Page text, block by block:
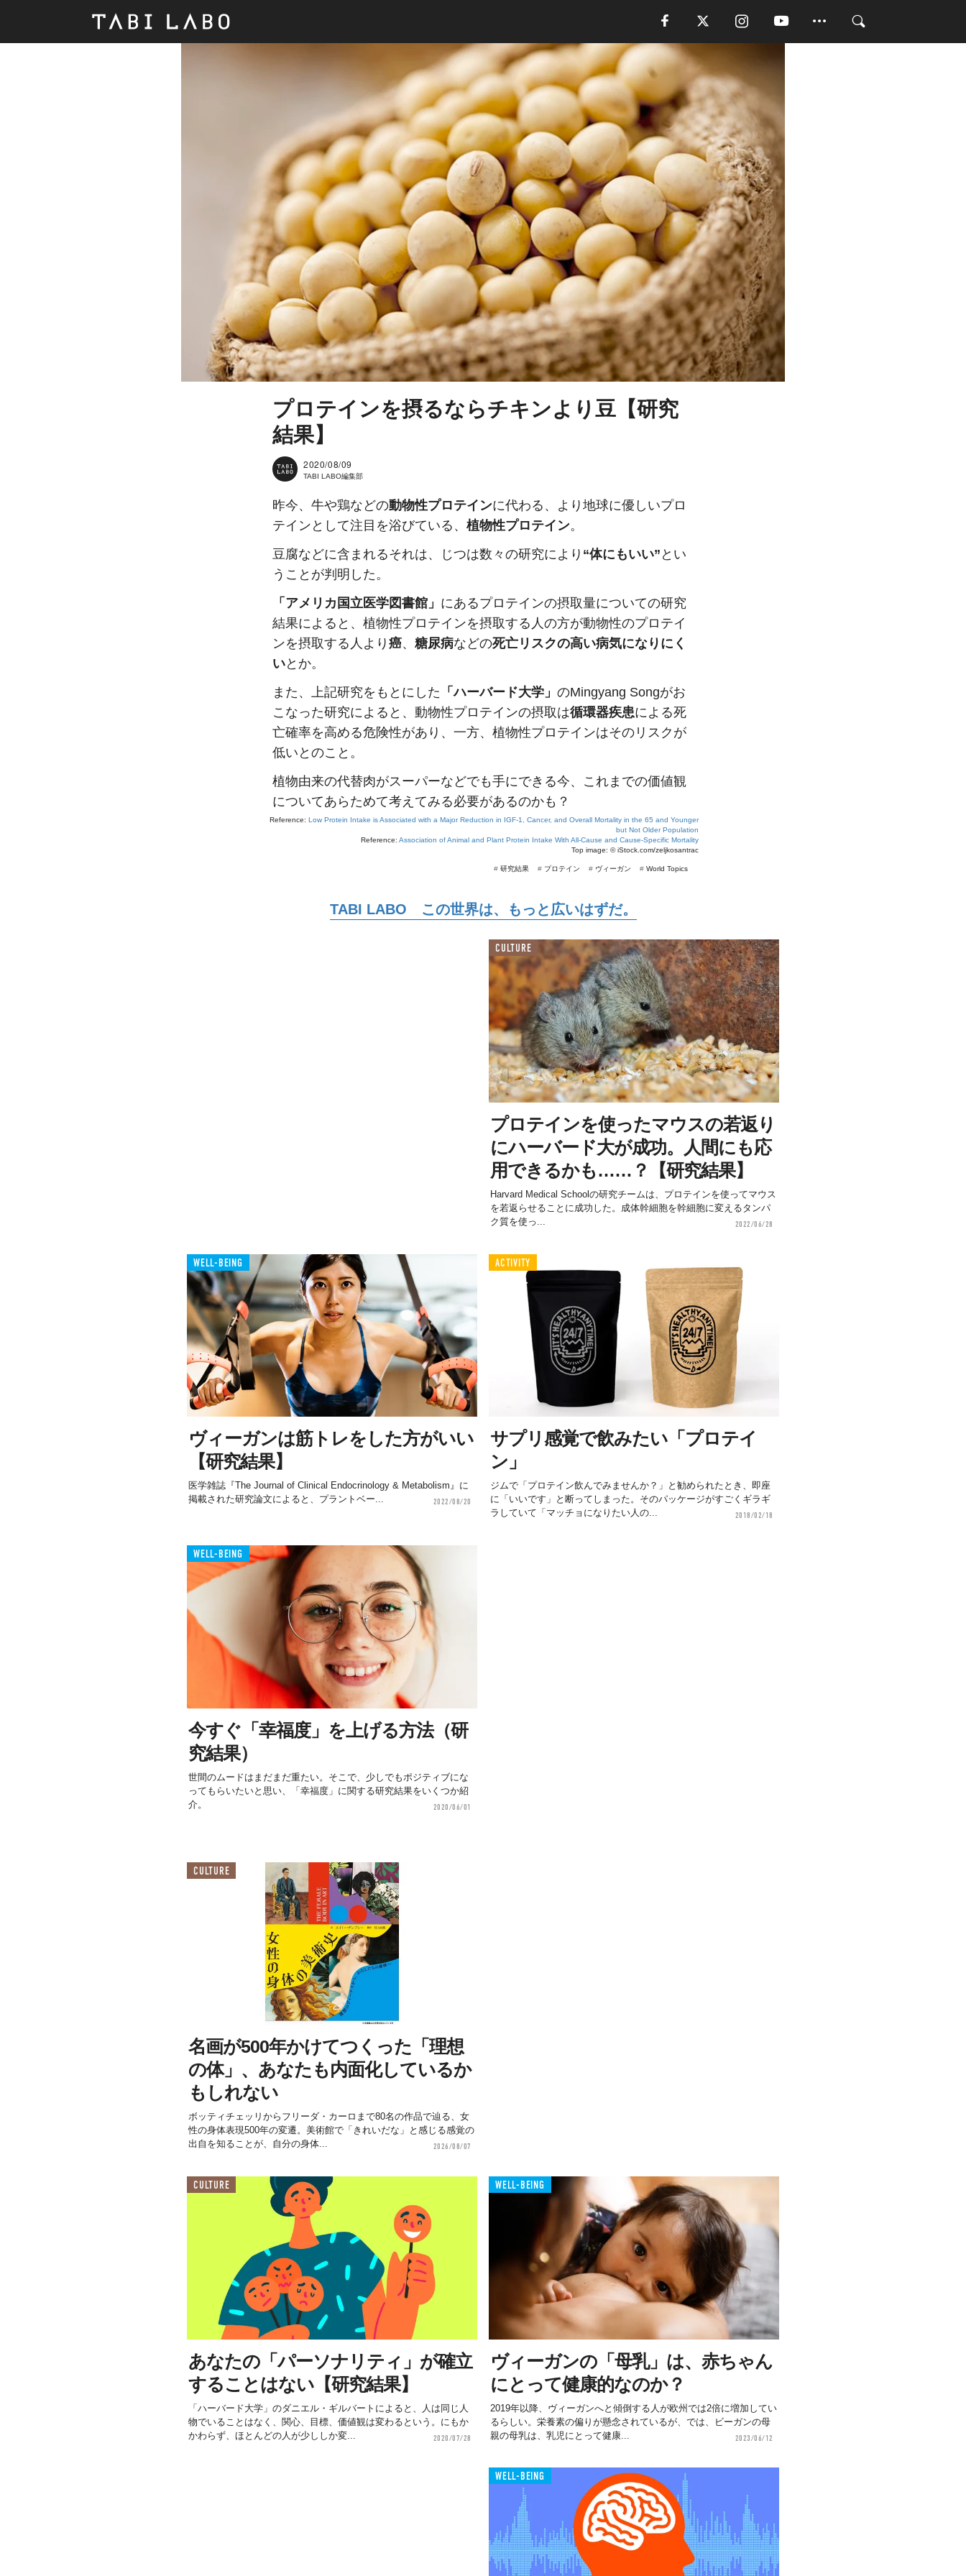
プロテインを摂るならチキンより豆【研究
結果】
2020/08/09
TABI LABO編集部
昨今、牛や鶏などの動物性プロテインに代わる、より地球に優しいプロ
テインとして注目を浴びている、 植物性プロテイン。
豆腐などに含まれるそれは、じつは数々の研究により “体にもいい” とい
うことが判明した。
「アメリカ国立医学図書館」 にあるプロテインの摂取量についての研究
結果によると、植物性プロテインを摂取する人の方が動物性のプロテイ
ンを摂取する人より 癌、 糖尿病などの死亡リスクの高い病気になりにく
いとか。
また、上記研究をもとにした 「ハーバード大学」 のMingyang Songがお
こなった研究によると、動物性プロテインの摂取は循環器疾患による死
亡確率を高める危険性があり、一方、植物性プロテインはそのリスクが
低いとのこと。
植物由来の代替肉がスーパーなどでも手にできる今、これまでの価値観
についてあらためて考えてみる必要があるのかも？
Reference: Low Protein Intake is Associated with a Major Reduction in IGF-1, Cancer, and Overall Mortality in the 65 and Younger
but Not Older Population
Reference: Association of Animal and Plant Protein Intake With All-Cause and Cause-Specific Mortality
Top image: ©iStock.com/zeljkosantrac
# World Topics
# ヴィーガン
# プロテイン
# 研究結果
TABI LABO この世界は、もっと広いはずだ。
CULTURE
プロテインを使ったマウスの若返り
にハーバード大が成功。人間にも応
用できるかも……？【研究結果】
Harvard Medical Schoolの研究チームは、プロテインを使ってマウス
を若返らせることに成功した。成体幹細胞を幹細胞に変えるタンパ
ク質を使っ...
2022/06/28
WELL-BEING
ヴィーガンは筋トレをした方がいい
【研究結果】
医学雑誌『The Journal of Clinical Endocrinology & Metabolism』に
掲載された研究論文によると、プラントベー...
2022/08/20
ACTIVITY
サプリ感覚で飲みたい「プロテイ
ン」
ジムで「プロテイン飲んでみませんか？」と勧められたとき、即座
に「いいです」と断ってしまった。そのパッケージがすごくギラギ
ラしていて「マッチョになりたい人の...
2018/02/18
WELL-BEING
今すぐ「幸福度」を上げる方法（研
究結果）
世間のムードはまだまだ重たい。そこで、少しでもポジティブにな
ってもらいたいと思い、「幸福度」に関する研究結果をいくつか紹
介。
2020/06/01
CULTURE
名画が500年かけてつくった「理想
の体」、あなたも内面化しているか
もしれない
ボッティチェッリからフリーダ・カーロまで80名の作品で辿る、女
性の身体表現500年の変遷。美術館で「きれいだな」と感じる感覚の
出自を知ることが、自分の身体...
2026/08/07
CULTURE
あなたの「パーソナリティ」が確立
することはない【研究結果】
「ハーバード大学」のダニエル・ギルバートによると、人は同じ人
物でいることはなく、関心、目標、価値観は変わるという。にもか
かわらず、ほとんどの人が少ししか変...
2020/07/28
WELL-BEING
ヴィーガンの「母乳」は、赤ちゃん
にとって健康的なのか？
2019年以降、ヴィーガンへと傾倒する人が欧州では2倍に増加してい
るらしい。栄養素の偏りが懸念されているが、では、ビーガンの母
親の母乳は、乳児にとって健康...
2023/06/12
WELL-BEING